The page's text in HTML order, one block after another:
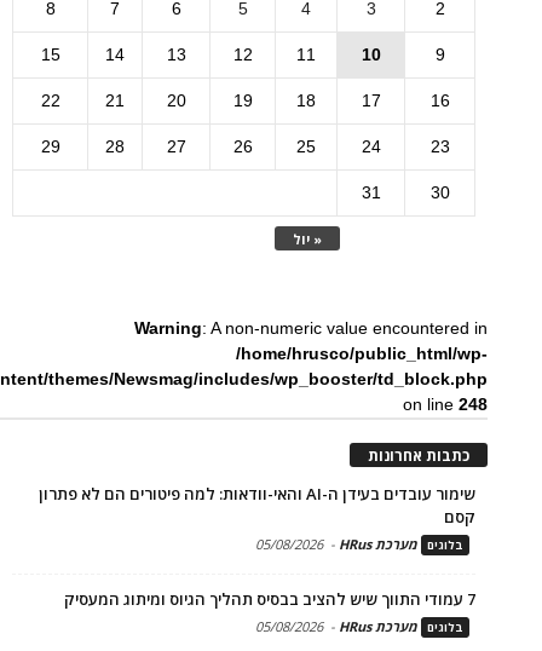
« יול
2
3
4
5
6
7
8
9
10
11
12
13
14
15
16
17
18
19
20
21
22
23
24
25
26
27
28
29
30
31
Warning: A non-numeric value encountered in
/home/hrusco/public_html/wp-
themes/Newsmag/includes/wp_booster/td_block.php
on line248
כתבות אחרונות
שימור עובדים בעידן ה-AI והאי-וודאות: למה פיטורים הם לא פתרון
קסם
בלוגים מערכת HRus -
05/08/2026
7 עמודי התווך שיש להציב בבסיס תהליך הגיוס ומיתוג המעסיק
בלוגים מערכת HRus -
05/08/2026